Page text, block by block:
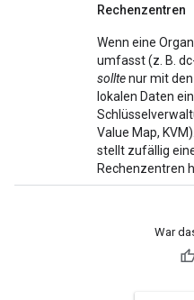
Rechenzentren
Wenn eine
umfasst (z. B.
solltenur mit
lokalen Daten
Value Map,
stellt zufällig
Rechenzentren
War